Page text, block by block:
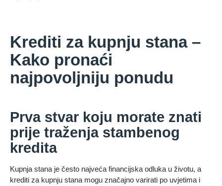
Krediti za kupnju stana –
Kako pronaći
najpovoljniju ponudu
Prva stvar koju morate znati
prije traženja stambenog
kredita
Kupnja stana je često najveća financijska odluka u životu, a
krediti za kupnju stana mogu značajno varirati po uvjetima i